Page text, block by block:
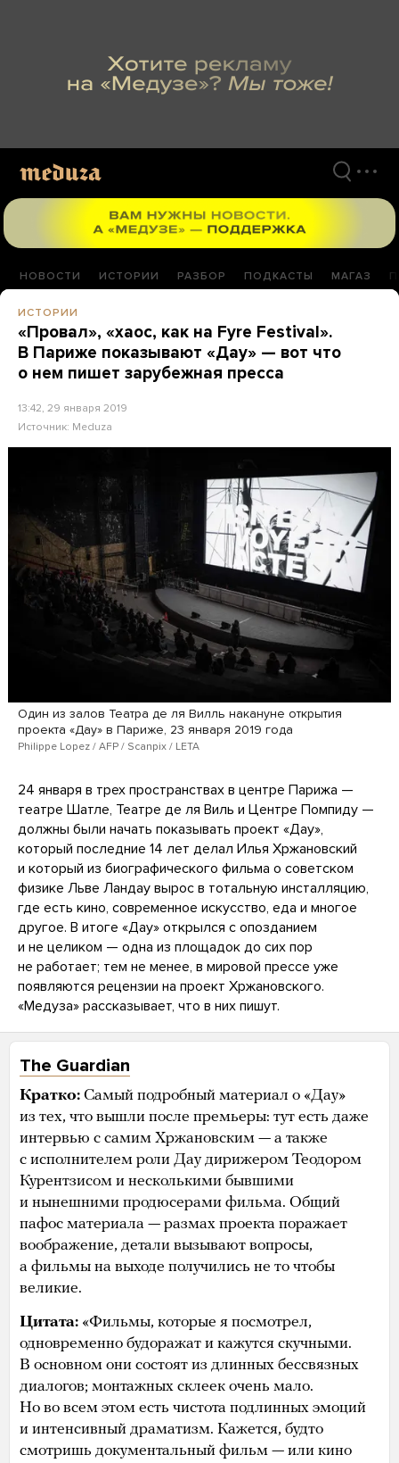
НОВОСТИ ИСТОРИИ РАЗБОР ПОДКАСТЫ МАГАЗ
ИСТОРИИ
«Провал», «хаос, как на Fyre Festival».
В Париже показывают «Дау» — вот что
о нем пишет зарубежная пресса
13:42, 29 января 2019
Источник: Meduza
Один из залов Театра де ля Вилль накануне открытия
проекта «Дау» в Париже, 23 января 2019 года
Philippe Lopez / AFP / Scanpix / LETA
24 января в трех пространствах в центре Парижа —
театре Шатле, Театре де ля Виль и Центре Помпиду —
должны были начать показывать проект «Дау»,
который последние 14 лет делал Илья Хржановский
и который из биографического фильма о советском
физике Льве Ландау вырос в тотальную инсталляцию,
где есть кино, современное искусство, еда и многое
другое. В итоге «Дау» открылся с опозданием
и не целиком — одна из площадок до сих пор
не работает; тем не менее, в мировой прессе уже
появляются рецензии на проект Хржановского.
«Медуза» рассказывает, что в них пишут.
The Guardian
Кратко: Самый подробный материал о «Дау»
из тех, что вышли после премьеры: тут есть даже
интервью с самим Хржановским — а также
с исполнителем роли Дау дирижером Теодором
Курентзисом и несколькими бывшими
и нынешними продюсерами фильма. Общий
пафос материала — размах проекта поражает
воображение, детали вызывают вопросы,
а фильмы на выходе получились не то чтобы
великие.
Цитата: «Фильмы, которые я посмотрел,
одновременно будоражат и кажутся скучными.
В основном они состоят из длинных бессвязных
диалогов; монтажных склеек очень мало.
Но во всем этом есть чистота подлинных эмоций
и интенсивный драматизм. Кажется, будто
смотришь документальный фильм — или кино